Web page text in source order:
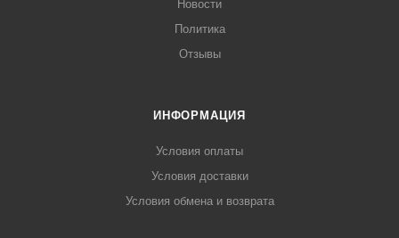
Новости
Политика
Отзывы
ИНФОРМАЦИЯ
Условия оплаты
Условия доставки
Условия обмена и возврата